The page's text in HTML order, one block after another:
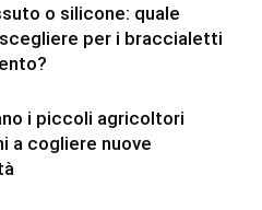
o silicone: quale
per i braccialetti
i piccoli agricoltori
a cogliere nuove